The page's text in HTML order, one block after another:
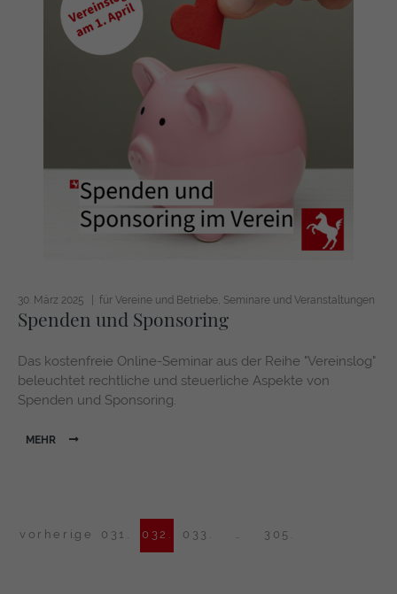
30. März 2025 für Vereine und Betriebe Seminare und Veranstaltungen
Spenden und Sponsoring
Das kostenfreie Online-Seminar aus der Reihe "Vereinslog"
beleuchtet rechtliche und steuerliche Aspekte von
Spenden und Sponsoring.
MEHR
vorherige
… 031. 032. 033. … 305.